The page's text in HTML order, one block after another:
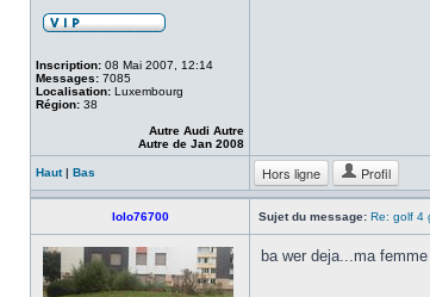
Inscription: 08 Mai 2007, 12:14
Messages: 7085
Localisation: Luxembourg
Région: 38
Autre Audi Autre
Autre de Jan 2008
Haut| Bas Hors ligne Profil
lolo76700 Sujet du message: Re: golf 4
ba wer deja...ma